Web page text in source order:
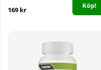
169 kr Köp!